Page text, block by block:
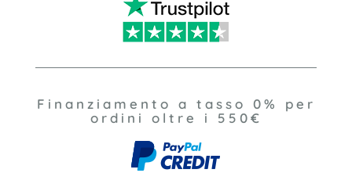
Finanziamento a tasso 0% per
ordini oltre i 550€